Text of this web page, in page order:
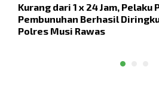
Kurang dari 1 x 24 Jam,
Pembunuhan Berhasil
Polres Musi Rawas